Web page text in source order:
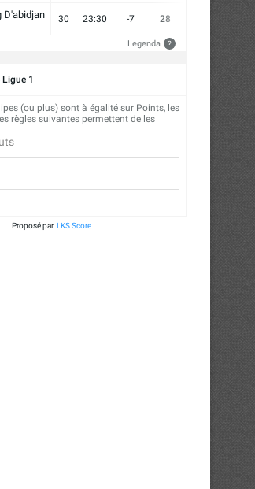
D'abidjan 30 23:30 -7 28 14
Legenda ?
1
(ou plus) sont à égalité sur Points, les
règles suivantes permettent de les
Proposé par LKS Score